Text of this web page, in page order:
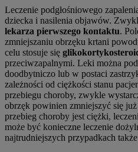
Leczenie podgłośniowego
dziecka i nasilenia objawów.
lekarza pierwszego kontaktu.
zmniejszaniu obrzęku krtani
celu stosuje się
przeciwzapalnymi. Leki można
doodbytniczo lub w postaci
zależności od ciężkości stanu
przebiegu choroby, zwykle
obrzęk powinien zmniejszyć się
przebieg choroby jest ciężki,
może być konieczne leczenie
najtrudniejszych przypadkach także